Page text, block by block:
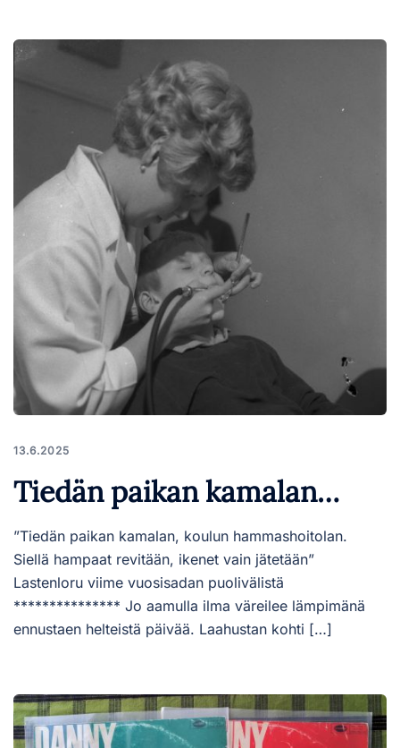
13.6.2025
Tiedän paikan kamalan…
”Tiedän paikan kamalan, koulun hammashoitolan.
Siellä hampaat revitään, ikenet vain jätetään”
Lastenloru viime vuosisadan puolivälistä
*************** Jo aamulla ilma väreilee lämpimänä
ennustaen helteistä päivää. Laahustan kohti […]